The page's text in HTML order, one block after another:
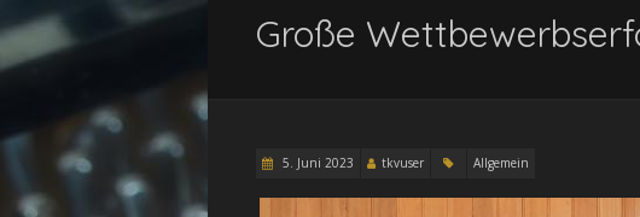
Große
5. Juni 2023 tkvuser Allgemein